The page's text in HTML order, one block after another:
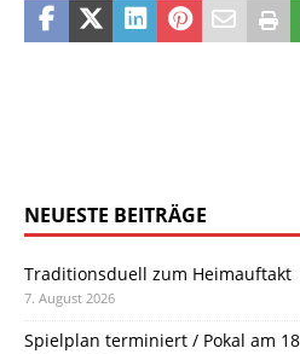
NEUESTE BEITRÄGE
Traditionsduell zum Heimauftakt
7. August 2026
Spielplan terminiert / Pokal am